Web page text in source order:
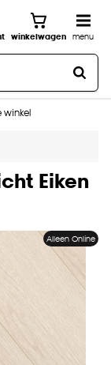
winkelwagen menu
winkel
huis
Eiken
Alleen Online